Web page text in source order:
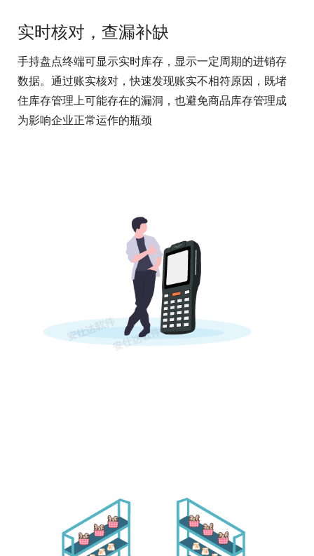
实时核对，查漏补缺
手持盘点终端可显示实时库存，显示一定周期的进销存
数据。通过账实核对，快速发现账实不相符原因，既堵
住库存管理上可能存在的漏洞，也避免商品库存管理成
为影响企业正常运作的瓶颈